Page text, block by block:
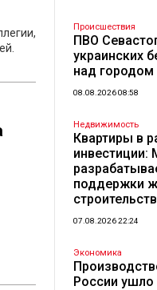
Происшествия
ПВО
украинских
над городом
08.08.2026 08:58
Недвижимость
Квартиры в
инвестиции:
поддержки
07.08.2026 22:24
Экономика
России ушло